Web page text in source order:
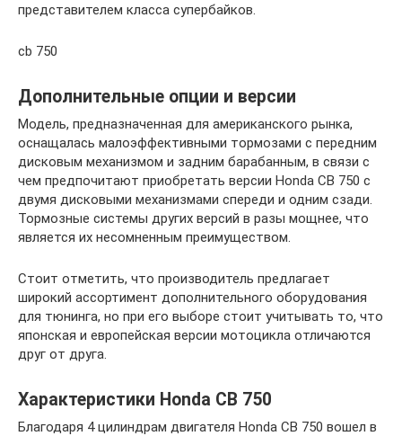
представителем класса супербайков.
cb 750
Дополнительные опции и версии
Модель, предназначенная для американского рынка,
оснащалась малоэффективными тормозами с передним
дисковым механизмом и задним барабанным, в связи с
чем предпочитают приобретать версии Honda CB 750 с
двумя дисковыми механизмами спереди и одним сзади.
Тормозные системы других версий в разы мощнее, что
является их несомненным преимуществом.
Стоит отметить, что производитель предлагает
широкий ассортимент дополнительного оборудования
для тюнинга, но при его выборе стоит учитывать то, что
японская и европейская версии мотоцикла отличаются
друг от друга.
Характеристики Honda CB 750
Благодаря 4 цилиндрам двигателя Honda CB 750 вошел в